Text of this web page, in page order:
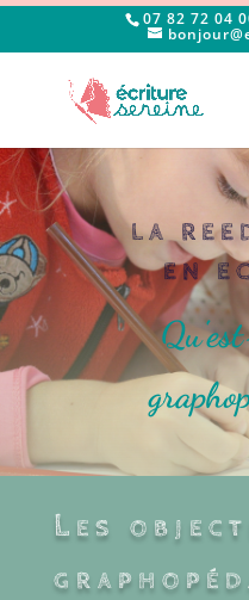
07 82 72 04
LA
EN
Les